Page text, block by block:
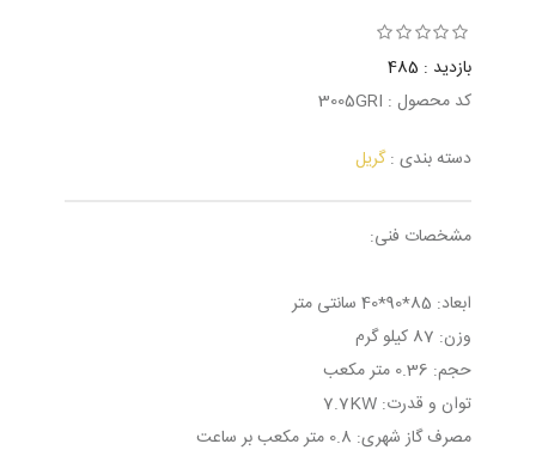
بازدید : 485
کد محصول : 3005GRI
دسته بندی :گریل
مشخصات فنی:
ابعاد: 85*90*40 سانتی متر
وزن: 87 کیلو گرم
حجم: 0.36 متر مکعب
توان و قدرت: 7.7KW
مصرف گاز شهری: 0.8 متر مکعب بر ساعت